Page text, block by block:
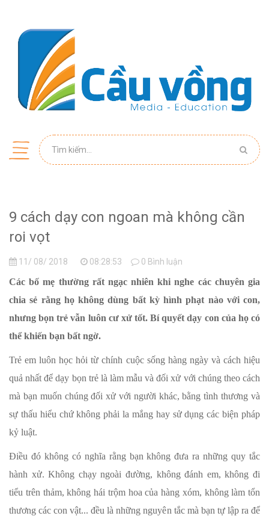
9 cách dạy con ngoan mà không cần
roi vọt
11/ 08/ 2018 08:28:53 0 Bình luận
Các bố mẹ thường rất ngạc nhiên khi nghe các chuyên gia
chia sẻ rằng họ không dùng bất kỳ hình phạt nào với con,
nhưng bọn trẻ vẫn luôn cư xử tốt. Bí quyết dạy con của họ có
thể khiến bạn bất ngờ.
Trẻ em luôn học hỏi từ chính cuộc sống hàng ngày và cách hiệu
quả nhất để dạy bọn trẻ là làm mẫu và đối xử với chúng theo cách
mà bạn muốn chúng đối xử với người khác, bằng tình thương và
sự thấu hiểu chứ không phải la mắng hay sử dụng các biện pháp
kỷ luật.
Điều đó không có nghĩa rằng bạn không đưa ra những quy tắc
hành xử. Không chạy ngoài đường, không đánh em, không đi
tiểu trên thảm, không hái trộm hoa của hàng xóm, không làm tổn
thương các con vật... đều là những nguyên tắc mà bạn tự lập ra để